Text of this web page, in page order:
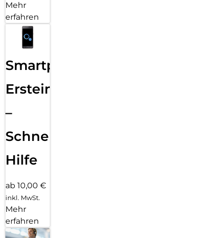
Mehr
erfahren
Smartphone
Ersteinrichtung
–
Schnelle
Hilfe
ab 10,00 €
inkl. MwSt.
Mehr
erfahren